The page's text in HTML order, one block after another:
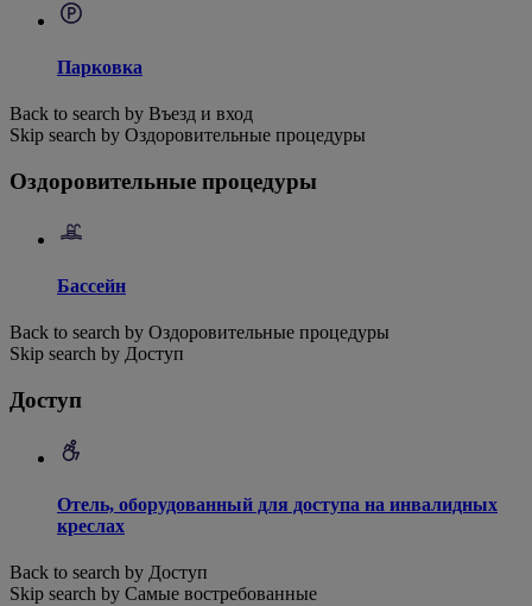
Парковка
Back to search by Въезд и вход
Skip search by Оздоровительные процедуры
Оздоровительные процедуры
Бассейн
Back to search by Оздоровительные процедуры
Skip search by Доступ
Доступ
Отель, оборудованный для доступа на инвалидных
креслах
Back to search by Доступ
Skip search by Самые востребованные